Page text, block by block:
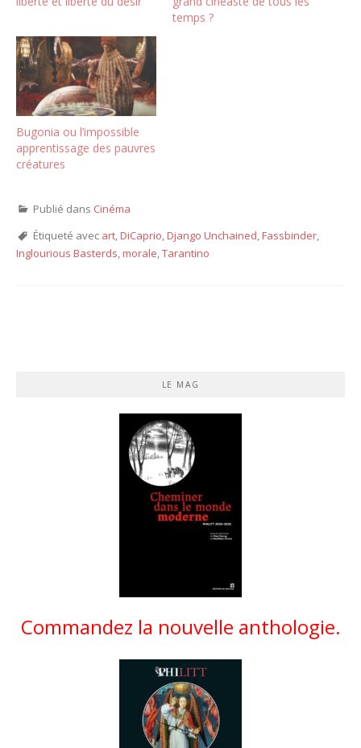
temps ?
Bugonia ou l’impossible
apprentissage des pauvres
créatures
Publié dans Cinéma
Étiqueté avec art,DiCaprio,Django Unchained,Fassbinder,
Inglourious Basterds,morale,Tarantino
LE MAG
Commandez la nouvelle anthologie.